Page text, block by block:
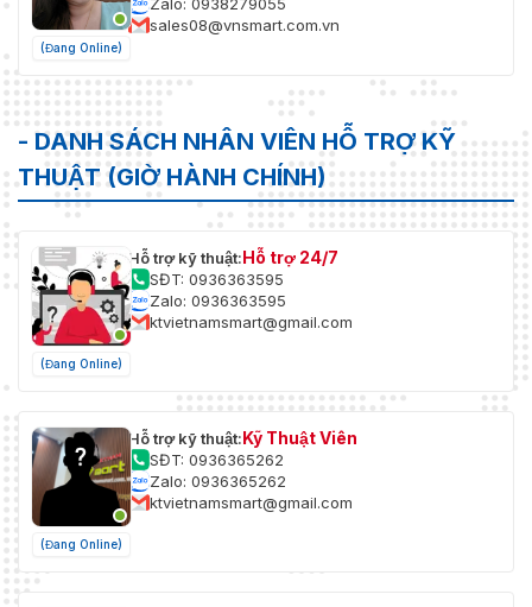
(Đang Online)
sales08@vnsmart.com.vn
- DANH SÁCH NHÂN VIÊN HỖ TRỢ KỸ
THUẬT (GIỜ HÀNH CHÍNH)
(Đang Online)
Hỗ trợ kỹ thuật:Hỗ trợ 24/7
SĐT: 0936363595
Zalo: 0936363595
ktvietnamsmart@gmail.com
(Đang Online)
Hỗ trợ kỹ thuật:Kỹ Thuật Viên
SĐT: 0936365262
Zalo: 0936365262
ktvietnamsmart@gmail.com